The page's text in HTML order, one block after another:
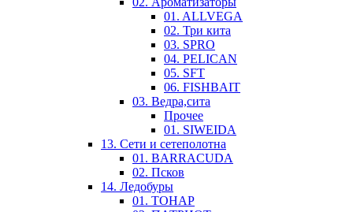
01. ALLVEGA
02. Три кита
03. SPRO
04. PELICAN
05. SFT
06. FISHBAIT
03. Ведра,сита
Прочее
01. SIWEIDA
13. Сети и сетеполотна
01. BARRACUDA
02. Псков
14. Ледобуры
01. ТОНАР